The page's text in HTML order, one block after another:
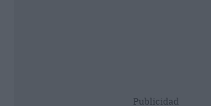
Publicidad